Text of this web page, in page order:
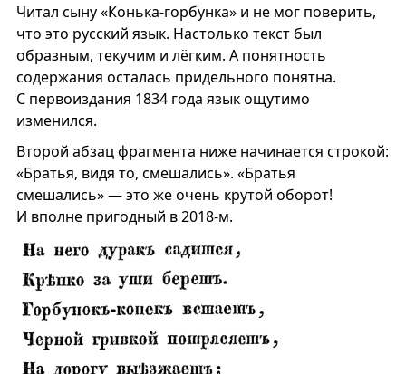
Читал сыну «Конька-горбунка» и не мог поверить,
что это русский язык. Настолько текст был
образным, текучим и лёгким. А понятность
содержания осталась придельного понятна.
С первоиздания 1834 года язык ощутимо
изменился.
Второй абзац фрагмента ниже начинается строкой:
«Братья, видя то, смешались». «Братья
смешались» — это же очень крутой оборот!
И вполне пригодный в 2018-м.